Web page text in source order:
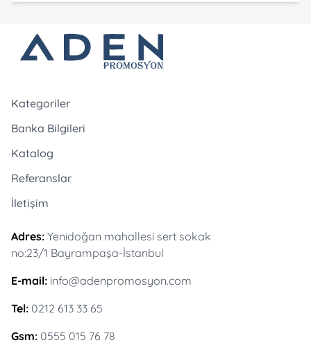
Kategoriler
Banka Bilgileri
Katalog
Referanslar
İletişim
Adres: Yenidoğan mahallesi sert sokak
no:23/1 Bayrampaşa-İstanbul
E-mail: info@adenpromosyon.com
Tel: 0212 613 33 65
Gsm: 0555 015 76 78